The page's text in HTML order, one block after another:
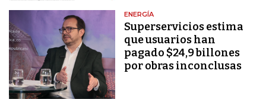
ENERGÍA
Superservicios estima
que usuarios han
pagado $24,9 billones
por obras inconclusas